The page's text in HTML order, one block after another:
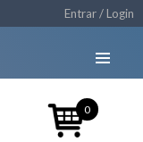
Entrar / Login
0